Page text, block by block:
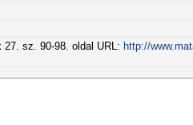
27. sz. 90-98. oldal URL: http://